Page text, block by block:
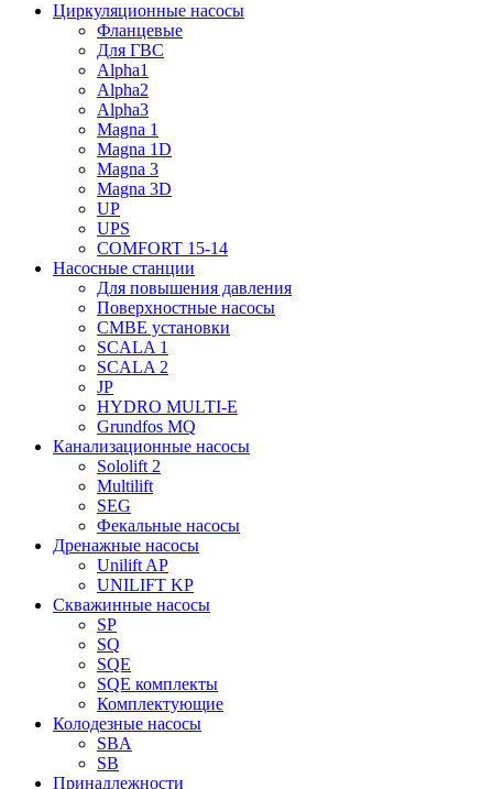
Циркуляционные насосы
Фланцевые
Для ГВС
Alpha1
Alpha2
Alpha3
Magna 1
Magna 1D
Magna 3
Magna 3D
UP
UPS
COMFORT 15-14
Насосные станции
Для повышения давления
Поверхностные насосы
CMBE установки
SCALA 1
SCALA 2
JP
HYDRO MULTI-E
Grundfos MQ
Канализационные насосы
Sololift 2
Multilift
SEG
Фекальные насосы
Дренажные насосы
Unilift AP
UNILIFT KP
Скважинные насосы
SP
SQ
SQE
SQE комплекты
Комплектующие
Колодезные насосы
SBA
SB
Принадлежности